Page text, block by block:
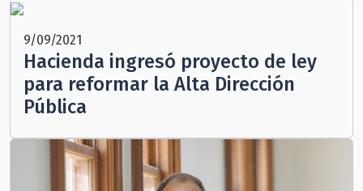
9/09/2021
Hacienda ingresó proyecto de ley
para reformar la Alta Dirección
Pública